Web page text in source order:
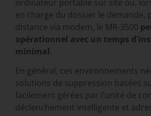
ordinateur portable sur site ou,
en charge du dossier le demande,
distance via modem, le MR-3500
opérationnel avec un temps
minimal.
En général, ces environnements
solutions de suppression basées
facilement gérées par l'unité de
déclenchement intelligente et